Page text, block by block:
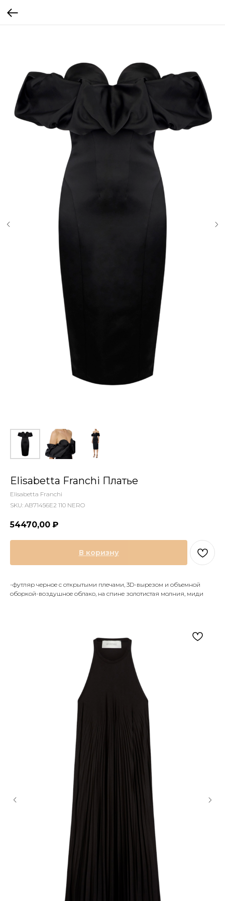
Elisabetta Franchi Платье
Elisabetta Franchi
SKU: AB71456E2 110 NERO
54470,00 ₽
В коризну
-футляр черное с открытыми плечами, 3D-вырезом и объемной
оборкой-воздушное облако, на спине золотистая молния, миди